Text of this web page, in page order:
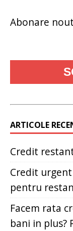
Abonare
ARTICOLE
Credit
Credit
pentru
Facem rata
bani in plus?